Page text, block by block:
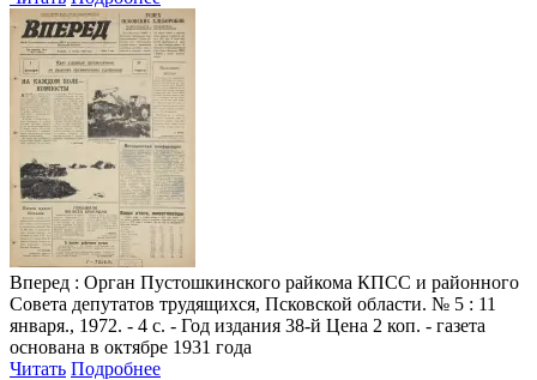
Вперед : Орган Пустошкинского райкома КПСС и районного
Совета депутатов трудящихся, Псковской области. № 5 : 11
января., 1972. - 4 с. - Год издания 38-й Цена 2 коп. - газета
основана в октябре 1931 года
Читать Подробнее